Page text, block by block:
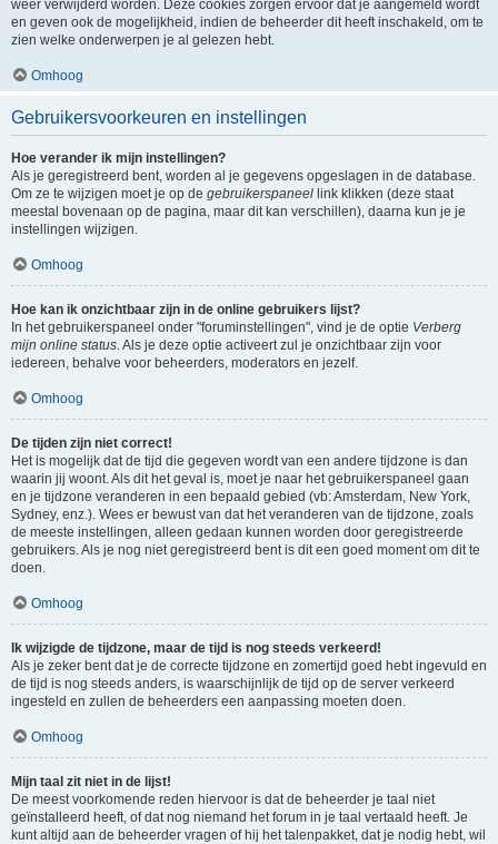
weer verwijderd worden. Deze cookies zorgen ervoor dat je aangemeld wordt
en geven ook de mogelijkheid, indien de beheerder dit heeft inschakeld, om te
zien welke onderwerpen je al gelezen hebt.
Omhoog
Gebruikersvoorkeuren en instellingen
Hoe verander ik mijn instellingen?
Als je geregistreerd bent, worden al je gegevens opgeslagen in de database.
Om ze te wijzigen moet je op de gebruikerspaneel link klikken (deze staat
meestal bovenaan op de pagina, maar dit kan verschillen), daarna kun je je
instellingen wijzigen.
Omhoog
Hoe kan ik onzichtbaar zijn in de online gebruikers lijst?
In het gebruikerspaneel onder "foruminstellingen", vind je de optie Verberg
mijn online status. Als je deze optie activeert zul je onzichtbaar zijn voor
iedereen, behalve voor beheerders, moderators en jezelf.
Omhoog
De tijden zijn niet correct!
Het is mogelijk dat de tijd die gegeven wordt van een andere tijdzone is dan
waarin jij woont. Als dit het geval is, moet je naar het gebruikerspaneel gaan
en je tijdzone veranderen in een bepaald gebied (vb: Amsterdam, New York,
Sydney, enz.). Wees er bewust van dat het veranderen van de tijdzone, zoals
de meeste instellingen, alleen gedaan kunnen worden door geregistreerde
gebruikers. Als je nog niet geregistreerd bent is dit een goed moment om dit te
doen.
Omhoog
Ik wijzigde de tijdzone, maar de tijd is nog steeds verkeerd!
Als je zeker bent dat je de correcte tijdzone en zomertijd goed hebt ingevuld en
de tijd is nog steeds anders, is waarschijnlijk de tijd op de server verkeerd
ingesteld en zullen de beheerders een aanpassing moeten doen.
Omhoog
Mijn taal zit niet in de lijst!
De meest voorkomende reden hiervoor is dat de beheerder je taal niet
geïnstalleerd heeft, of dat nog niemand het forum in je taal vertaald heeft. Je
kunt altijd aan de beheerder vragen of hij het talenpakket, dat je nodig hebt, wil